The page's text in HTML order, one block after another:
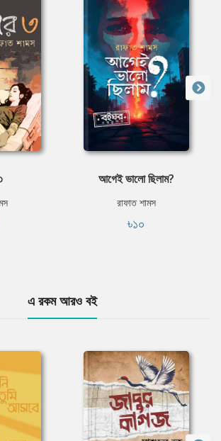
আগেই ভালো ছিলাম?
রাফাত শামস
৳১০
এ রকম আরও বই